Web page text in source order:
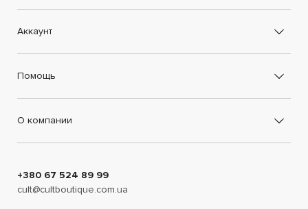
Аккаунт
Помощь
О компании
+380 67 524 89 99
cult@cultboutique.com.ua